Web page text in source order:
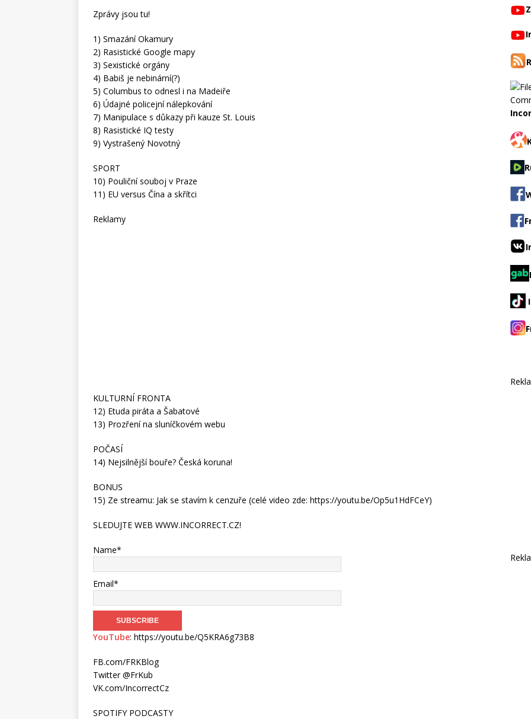
Zprávy jsou tu!
1) Smazání Okamury
2) Rasistické Google mapy
3) Sexistické orgány
4) Babiš je nebinární(?)
5) Columbus to odnesl i na Madeiře
6) Údajné policejní nálepkování
7) Manipulace s důkazy při kauze St. Louis
8) Rasistické IQ testy
9) Vystrašený Novotný
SPORT
10) Pouliční souboj v Praze
11) EU versus Čína a skřítci
Reklamy
KULTURNÍ FRONTA
12) Etuda piráta a Šabatové
13) Prozření na sluníčkovém webu
POČASÍ
14) Nejsilnější bouře? Česká koruna!
BONUS
15) Ze streamu: Jak se stavím k cenzuře (celé video zde: https://youtu.be/Op5u1HdFCeY)
SLEDUJTE WEB WWW.INCORRECT.CZ!
Name*
Email*
YouTube: https://youtu.be/Q5KRA6g73B8
FB.com/FRKBlog
Twitter @FrKub
VK.com/IncorrectCz
SPOTIFY PODCASTY